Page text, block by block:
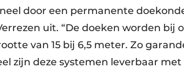
door een permanente
uit. “De doeken worden bij
van 15 bij 6,5 meter. Zo
zijn deze systemen leverbaar